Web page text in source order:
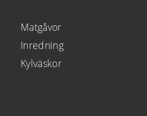
Matgåvor
Inredning
Kylväskor